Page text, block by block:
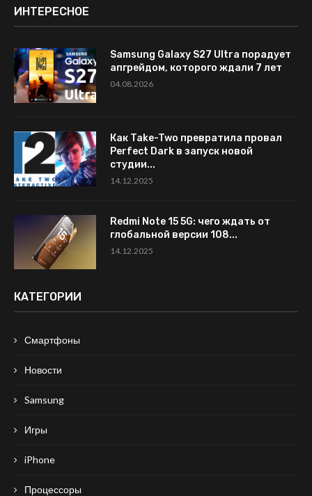
ИНТЕРЕСНОЕ
Samsung Galaxy S27 Ultra порадует
апгрейдом, которого ждали 7 лет
04.08.2026
Как Take-Two превратила провал
Perfect Dark в запуск новой
студии...
14.12.2025
Redmi Note 15 5G: чего ждать от
глобальной версии 108...
14.12.2025
КАТЕГОРИИ
Смартфоны
Новости
Samsung
Игры
iPhone
Процессоры